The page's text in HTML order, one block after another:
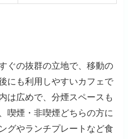
ぐの抜群の立地で、移動の
にも利用しやすいカフェで
は広めで、分煙スペースも
喫煙・非喫煙どちらの方に
グやランチプレートなど食